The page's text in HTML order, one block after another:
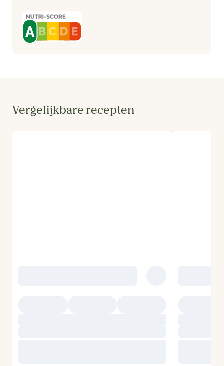
Vergelijkbare recepten